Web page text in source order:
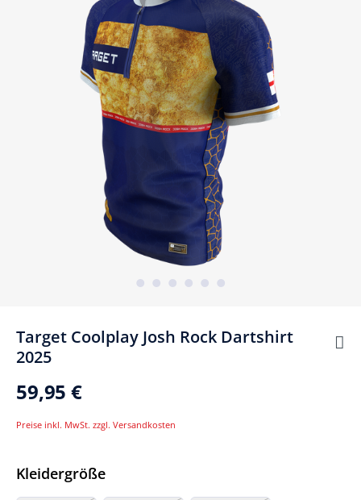
Target Coolplay Josh Rock Dartshirt
2025
59,95 €
Preise inkl. MwSt. zzgl. Versandkosten
KleidergrößeAuswählen